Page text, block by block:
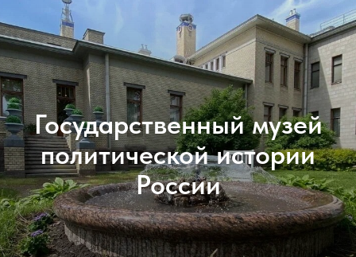
Государственный музей
политической истории
России